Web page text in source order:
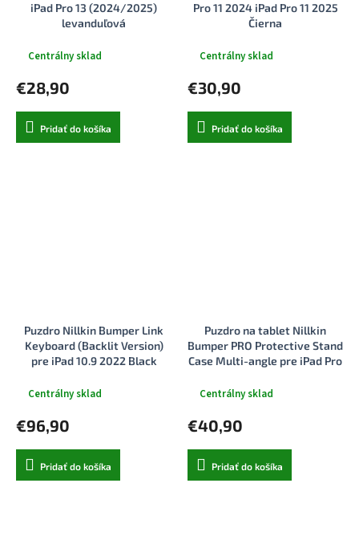
iPad Pro 13 (2024/2025)
levanduľová
Centrálny sklad
€28,90
Pridať do košíka
Pro 11 2024 iPad Pro 11 2025
Čierna
Centrálny sklad
€30,90
Pridať do košíka
Puzdro Nillkin Bumper Link
Keyboard (Backlit Version)
pre iPad 10.9 2022 Black
Centrálny sklad
€96,90
Pridať do košíka
Puzdro na tablet Nillkin
Bumper PRO Protective Stand
Case Multi-angle pre iPad Pro
Centrálny sklad
€40,90
Pridať do košíka